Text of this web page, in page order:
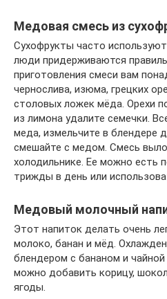
Медовая смесь из
Сухофрукты часто
люди придерживаются
приготовления смеси вам
чернослива, изюма, грецких
столовых ложек мёда. Орехи
из лимона удалите семечки.
меда, измельчите в блендере
смешайте с медом. Смесь
холодильнике. Ее можно есть
трижды в день или
Медовый молочный
Этот напиток делать очень
молоко, банан и мёд.
блендером с бананом и
можно добавить корицу,
ягоды.